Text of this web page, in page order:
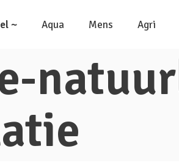
~ Aqua Mens Agri